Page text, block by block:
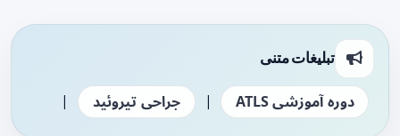
تبلیغات متنی
دوره آموزشی ATLS | جراحی تیروئید |